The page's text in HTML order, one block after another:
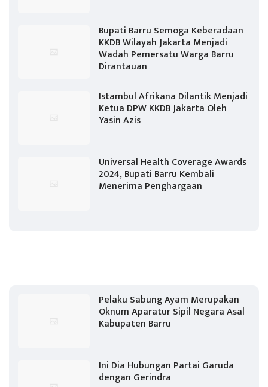
Bupati Barru Semoga Keberadaan
KKDB Wilayah Jakarta Menjadi
Wadah Pemersatu Warga Barru
Dirantauan
Istambul Afrikana Dilantik Menjadi
Ketua DPW KKDB Jakarta Oleh
Yasin Azis
Universal Health Coverage Awards
2024, Bupati Barru Kembali
Menerima Penghargaan
Pelaku Sabung Ayam Merupakan
Oknum Aparatur Sipil Negara Asal
Kabupaten Barru
Ini Dia Hubungan Partai Garuda
dengan Gerindra